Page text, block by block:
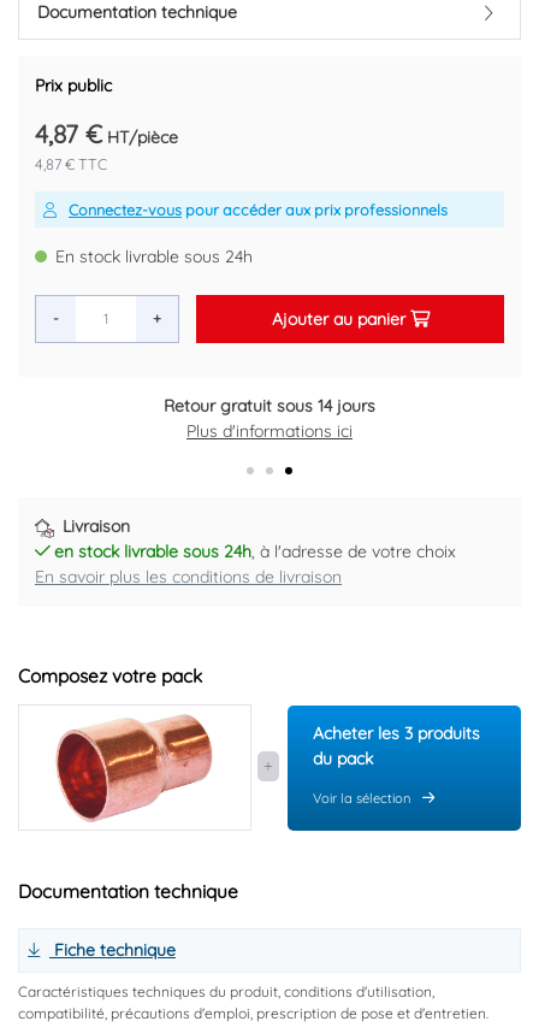
Documentation technique
Prix public
4,87 € HT/pièce
4,87 € TTC
Connectez-vous pour accéder aux prix professionnels
En stock livrable sous 24h
- + Ajouter au panier
Retour gratuit sous 14 jours
Plus d'informations ici
Livraison
en stock livrable sous 24h, à l'adresse de votre choix
En savoir plus les conditions de livraison
Composez votre pack
Acheter les 3 produits
du pack
Voir la sélection
Documentation technique
Fiche technique
Caractéristiques techniques du produit, conditions d'utilisation,
compatibilité, précautions d'emploi, prescription de pose et d'entretien.